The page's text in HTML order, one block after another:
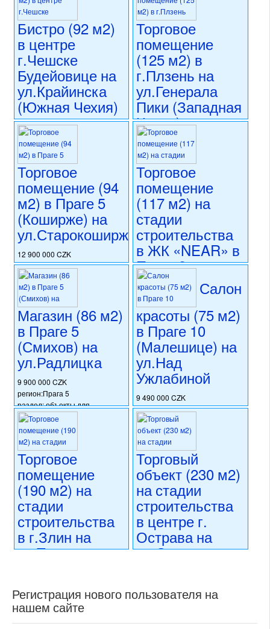
раздел: объекты для
коммерческого использования
состояние: новостройка
номер объекта:20703
раздел: объекты для
коммерческого использования
состояние: после
реконструкции
номер объекта:20286
Бистро (92 м2)
в центре
г.Чешске
Будейовице на
ул.Крайинска
(Южная Чехия)
8 950 000 CZK
регион:Южная Чехия
раздел: объекты для
коммерческого использования
состояние: стандарт
номер объекта:20638
Торговое
помещение
(125 м2) в
г.Плзень на
ул.Генерала
Пики (Западная
Чехия)
10 500 000 CZK
регион:Западная Чехия
раздел: объекты для
коммерческого использования
состояние: стандарт
номер объекта: 20567
Торговое
помещение (94
м2) в Праге 5
(Коширже) на
ул.Старокоширжска
12 900 000 CZK
регион:Прага 5
раздел: объекты для
коммерческого использования
состояние: новостройка
номер объекта: 20556
Торговое
помещение
(117 м2) на
стадии
строительства
в ЖК «NEAR» в
Праге 8
(Либень) на
ул.На Копечку
11 980 000 CZK
регион:Прага 8
раздел: объекты для
коммерческого использования
состояние: новостройка
номер объекта: 20541
Магазин (86 м2)
в Праге 5
(Смихов) на
ул.Радлицка
9 900 000 CZK
регион:Прага 5
раздел: объекты для
коммерческого использования
состояние: стандарт
номер объекта:
Салон
красоты (75 м2)
в Праге 10
(Малешице) на
ул.Над
Ужлабиной
9 490 000 CZK
регион:Прага 10
раздел: объекты для
коммерческого использования
состояние: новостройка
номер объекта:18155
Торговое
помещение
(190 м2) на
стадии
строительства
в г.Злин на
ул.Тржида
Моравия)
Торговый
объект (230 м2)
на стадии
строительства
в центре г.
Острава на
ул.Стодольни
регион:Силезия
коммерческого использования
Регистрация нового пользователя на
нашем сайте